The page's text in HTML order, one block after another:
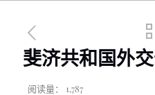
斐济共和国外
阅读量：
1,787